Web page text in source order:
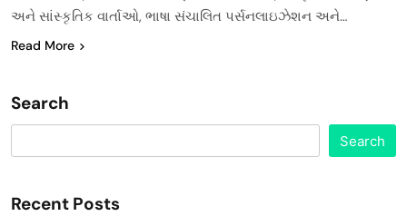
અને સાંસ્કૃતિક વાર્તાઓ, ભાષા સંચાલિત પર્સનલાઇઝેશન અને…
Read More
Search
Search
Recent Posts